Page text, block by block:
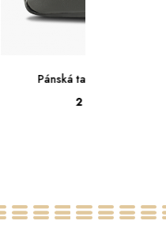
Pánská taška pravá kůže
4 499 Kč